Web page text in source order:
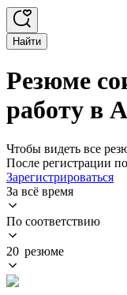
Найти
Резюме
работу в
Чтобы видеть все
После регистрации
Зарегистрироваться
За всё время
По соответствию
20 резюме